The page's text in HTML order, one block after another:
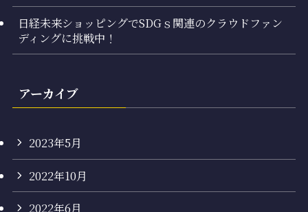
日経未来ショッピングでSDGｓ関連のクラウドファン
ディングに挑戦中！
アーカイブ
2023年5月
2022年10月
2022年6月